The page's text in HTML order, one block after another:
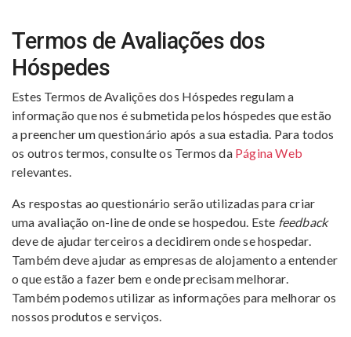
Termos de Avaliações dos
Hóspedes
Estes Termos de Avalições dos Hóspedes regulam a
informação que nos é submetida pelos hóspedes que estão
a preencher um questionário após a sua estadia. Para todos
os outros termos, consulte os Termos da Página Web
relevantes.
As respostas ao questionário serão utilizadas para criar
uma avaliação on-line de onde se hospedou. Este feedback
deve de ajudar terceiros a decidirem onde se hospedar.
Também deve ajudar as empresas de alojamento a entender
o que estão a fazer bem e onde precisam melhorar.
Também podemos utilizar as informações para melhorar os
nossos produtos e serviços.